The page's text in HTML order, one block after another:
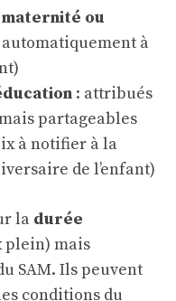
ou
à
: attribués
partageables
à notifier à la
de l’enfant)
la durée
plein) mais
SAM. Ils peuvent
conditions du